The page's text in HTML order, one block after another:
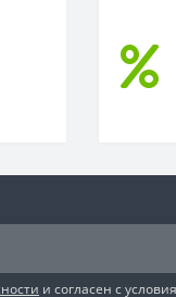
и согласен с